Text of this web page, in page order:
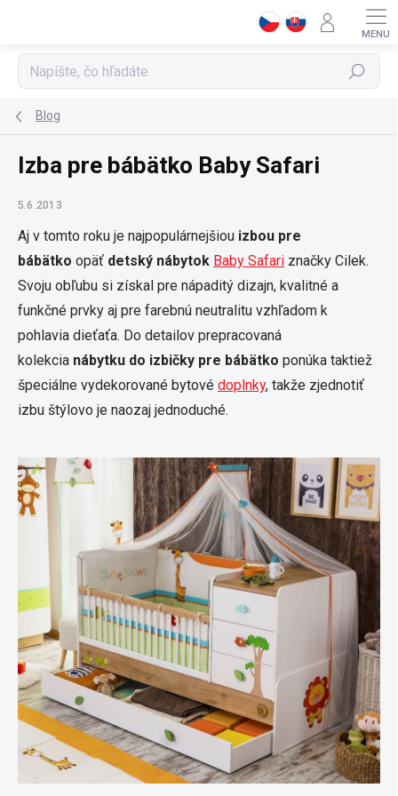
Hľadať
Blog
Izba pre bábätko Baby Safari
5.6.2013
Aj v tomto roku je najpopulárnejšiou izbou pre
bábätko opäť detský nábytok Baby Safari značky Cilek.
Svoju obľubu si získal pre nápaditý dizajn, kvalitné a
funkčné prvky aj pre farebnú neutralitu vzhľadom k
pohlavia dieťaťa. Do detailov prepracovaná
kolekcia nábytku do izbičky pre bábätko ponúka taktiež
špeciálne vydekorované bytové doplnky, takže zjednotiť
izbu štýlovo je naozaj jednoduché.